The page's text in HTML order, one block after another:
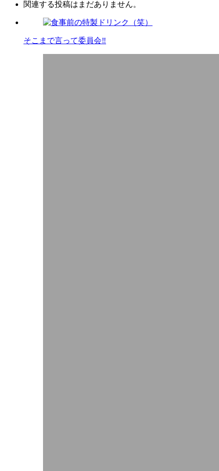
関連する投稿はまだありません。
そこまで言って委員会‼︎